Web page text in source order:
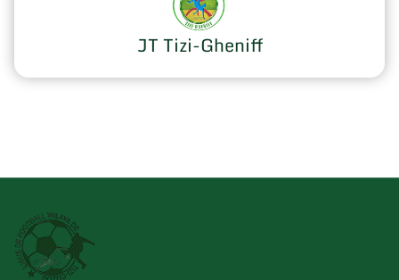
JT Tizi-Gheniff